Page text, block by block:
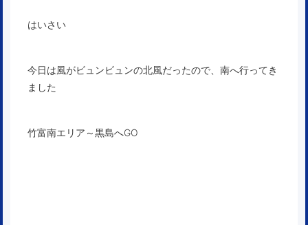
はいさい
今日は風がビュンビュンの北風だったので、南へ行ってき
ました
竹富南エリア～黒島へGO